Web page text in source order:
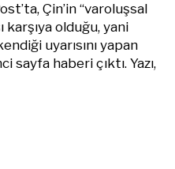
Çin’in “varoluşsal
karşıya olduğu, yani
uyarısını yapan
sayfa haberi çıktı. Yazı,